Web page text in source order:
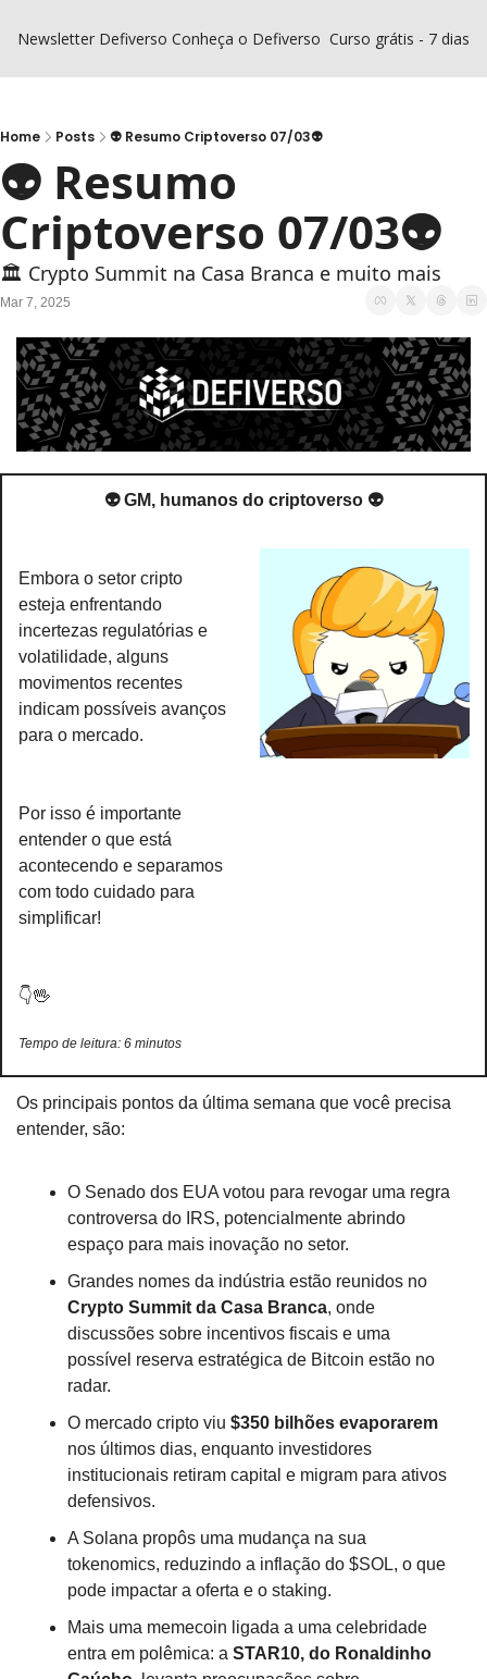
Newsletter Defiverso Conheça o Defiverso Curso grátis - 7 dias
Home Posts 👽 Resumo Criptoverso 07/03👽
👽 Resumo
Criptoverso 07/03👽
🏛️ Crypto Summit na Casa Branca e muito mais
Mar 7, 2025
👽 GM, humanos do criptoverso 👽
Embora o setor cripto
esteja enfrentando
incertezas regulatórias e
volatilidade, alguns
movimentos recentes
indicam possíveis avanços
para o mercado.
Por isso é importante
entender o que está
acontecendo e separamos
com todo cuidado para
simplificar!
👇🖖
Tempo de leitura: 6 minutos
Os principais pontos da última semana que você precisa
entender, são:
O Senado dos EUA votou para revogar uma regra
controversa do IRS, potencialmente abrindo
espaço para mais inovação no setor.
Crypto Summit da Casa Branca, onde
discussões sobre incentivos fiscais e uma
possível reserva estratégica de Bitcoin estão no
radar.
O mercado cripto viu $350 bilhões evaporarem
nos últimos dias, enquanto investidores
institucionais retiram capital e migram para ativos
defensivos.
A Solana propôs uma mudança na sua
tokenomics, reduzindo a inflação do $SOL, o que
pode impactar a oferta e o staking.
Mais uma memecoin ligada a uma celebridade
entra em polêmica: a STAR10, do Ronaldinho